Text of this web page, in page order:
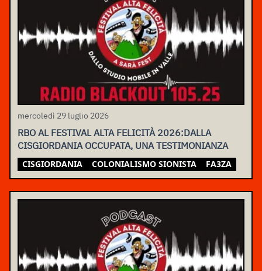
mercoledì 29 luglio 2026
RBO AL FESTIVAL ALTA FELICITÀ 2026:DALLA
CISGIORDANIA OCCUPATA, UNA TESTIMONIANZA
CISGIORDANIA COLONIALISMO SIONISTA FA3ZA